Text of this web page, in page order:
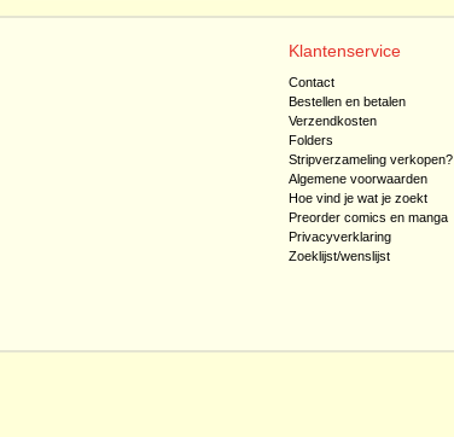
Klantenservice
Contact
Bestellen en betalen
Verzendkosten
Folders
Stripverzameling verkopen?
Algemene voorwaarden
Hoe vind je wat je zoekt
Preorder comics en manga
Privacyverklaring
Zoeklijst/wenslijst